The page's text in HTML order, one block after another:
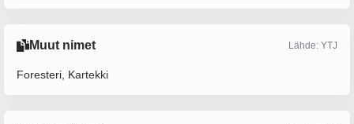
Muut nimet Lähde: YTJ
Foresteri, Kartekki